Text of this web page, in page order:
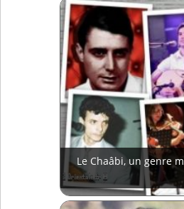
Le Chaâbi, un genre